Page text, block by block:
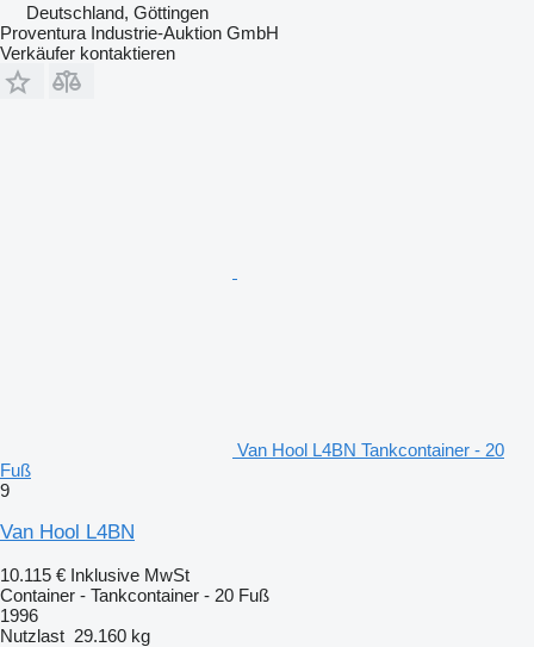
Deutschland, Göttingen
Proventura Industrie-Auktion GmbH
Verkäufer kontaktieren
Van Hool L4BN Tankcontainer - 20
Fuß
9
Van Hool L4BN
10.115 € Inklusive MwSt
Container - Tankcontainer - 20 Fuß
1996
Nutzlast 29.160 kg